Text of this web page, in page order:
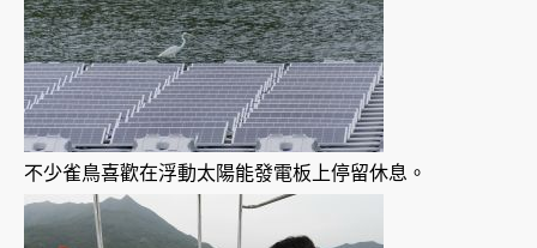
不少雀鳥喜歡在浮動太陽能發電板上停留休息。